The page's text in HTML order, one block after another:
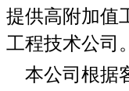
提供高附加值
工程技术公司。
本公司根据